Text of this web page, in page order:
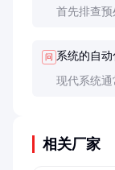
首先排查
问 系统的自动
现代系统通
相关厂家